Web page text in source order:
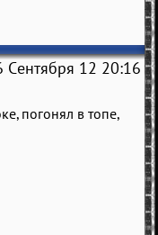
Сентября 12 20:16
погонял в топе,